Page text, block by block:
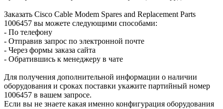
Заказать Cisco Cable Modem Spares and Replacement Parts
1006457 вы можете следующими способами:
- По телефону
- Отправив запрос по электронной почте
- Через формы заказа сайта
- Обратившись к менеджеру в чате
Для получения дополнительной информации о наличии
оборудования и сроках поставки укажите партийный номер
1006457 в вашем запросе.
Если вы не знаете какая именно конфигурация оборудования